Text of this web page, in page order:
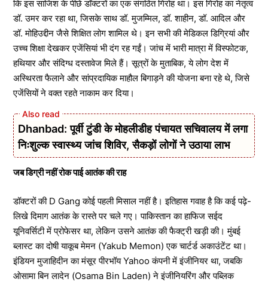
कि इस साजिश के पीछे डॉक्टरों का एक संगठित गिरोह था। इस गिरोह का नेतृत्व
डॉ. उमर कर रहा था, जिसके साथ डॉ. मुजम्मिल, डॉ. शाहीन, डॉ. आदिल और
डॉ. मोहिउद्दीन जैसे शिक्षित लोग शामिल थे। इन सभी की मेडिकल डिग्रियां और
उच्च शिक्षा देखकर एजेंसियां भी दंग रह गईं। जांच में भारी मात्रा में विस्फोटक,
हथियार और संदिग्ध दस्तावेज मिले हैं। सूत्रों के मुताबिक, ये लोग देश में
अस्थिरता फैलाने और सांप्रदायिक माहौल बिगाड़ने की योजना बना रहे थे, जिसे
एजेंसियों ने वक्त रहते नाकाम कर दिया।
Dhanbad: पूर्वी टुंडी के मोहलीडीह पंचायत सचिवालय में लगा
निःशुल्क स्वास्थ्य जांच शिविर, सैकड़ों लोगों ने उठाया लाभ
जब डिग्री नहीं रोक पाई आतंक की राह
डॉक्टरों की D Gang कोई पहली मिसाल नहीं है। इतिहास गवाह है कि कई पढ़े-
लिखे दिमाग आतंक के रास्ते पर चले गए। पाकिस्तान का हाफिज सईद
यूनिवर्सिटी में प्रोफेसर था, लेकिन उसने आतंक की फैक्ट्री खड़ी की। मुंबई
ब्लास्ट का दोषी याकूब मेमन (Yakub Memon) एक चार्टर्ड अकाउंटेंट था।
इंडियन मुजाहिदीन का मंसूर पीरभॉय Yahoo कंपनी में इंजीनियर था, जबकि
ओसामा बिन लादेन (Osama Bin Laden) ने इंजीनियरिंग और पब्लिक